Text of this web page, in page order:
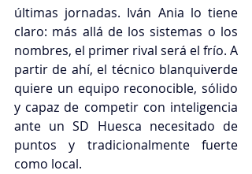
últimas jornadas. Iván Ania lo tiene
claro: más allá de los sistemas o los
nombres, el primer rival será el frío. A
partir de ahí, el técnico blanquiverde
quiere un equipo reconocible, sólido
y capaz de competir con inteligencia
ante un SD Huesca necesitado de
puntos y tradicionalmente fuerte
como local.